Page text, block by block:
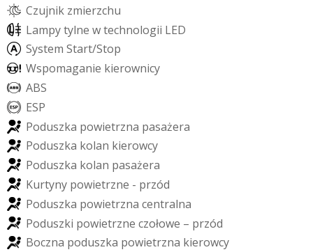
Czujnik zmierzchu
Lampytylne wtechnologii LED
System Start/Stop
Wspomaganie kierownicy
ABS
ESP
Poduszka powietrzna pasażera
Poduszka kolan kierowcy
Poduszka kolan pasażera
Kurtyny powietrzne - przód
Poduszka powietrzna centralna
Poduszki powietrzne czołowe – przód
Boczna poduszka powietrzna kierowcy